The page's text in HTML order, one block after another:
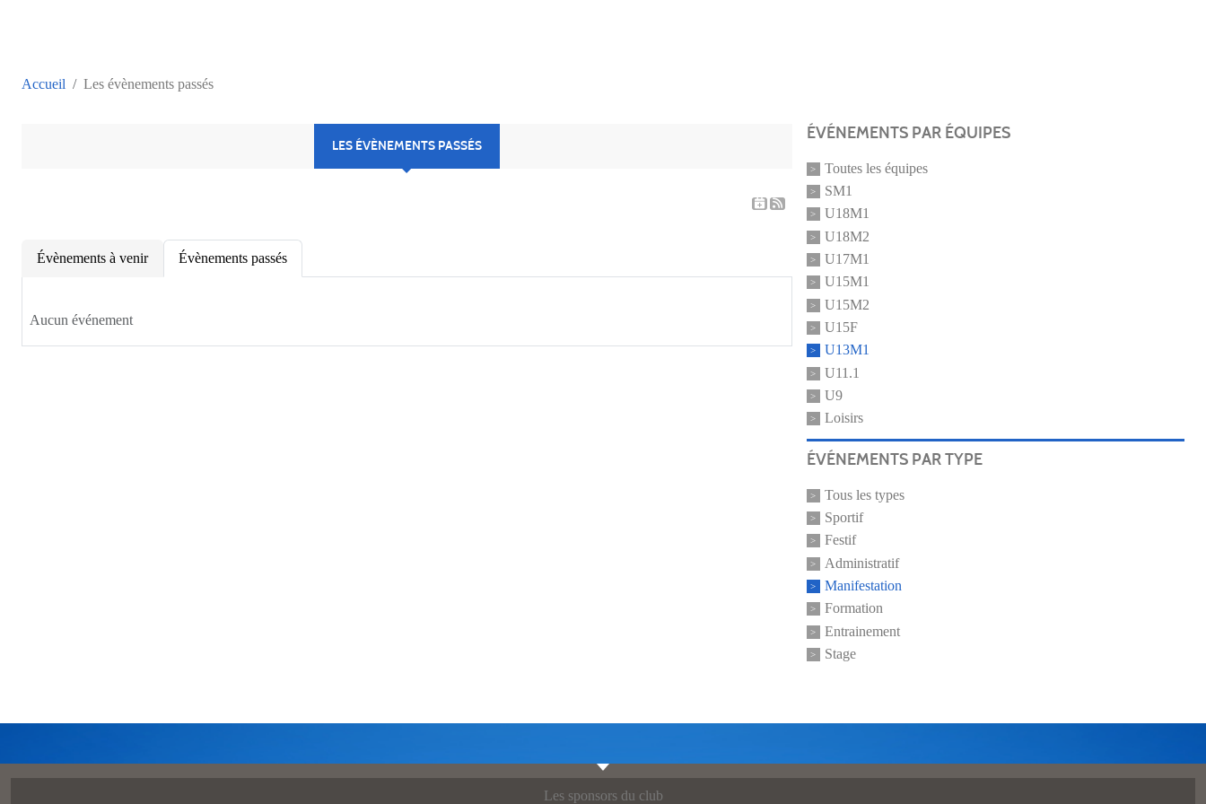
Accueil Les évènements passés
LES ÉVÈNEMENTS PASSÉS
Évènements à venir Évènements passés
Aucun événement
ÉVÉNEMENTS PAR ÉQUIPES
Toutes les équipes
SM1
U18M1
U18M2
U17M1
U15M1
U15M2
U15F
U13M1
U11.1
U9
Loisirs
ÉVÉNEMENTS PAR TYPE
Tous les types
Sportif
Festif
Administratif
Manifestation
Formation
Entrainement
Stage
Les sponsors du club